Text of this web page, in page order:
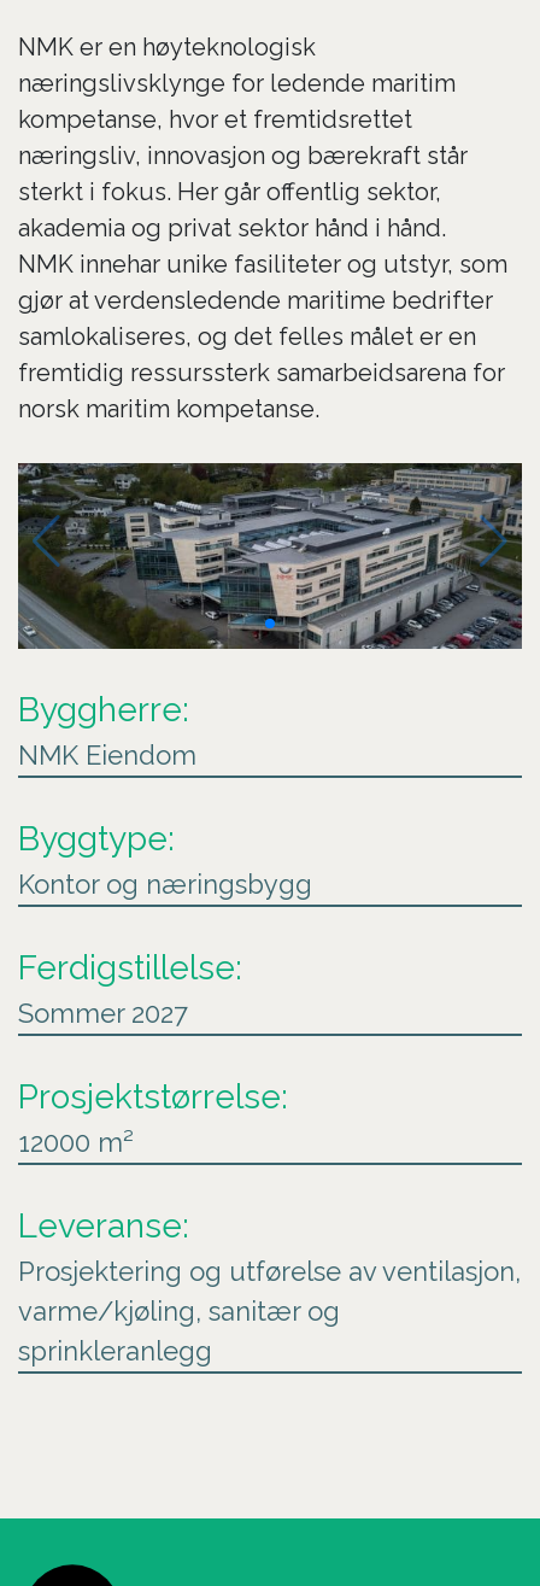
NMK er en høyteknologisk
næringslivsklynge for ledende maritim
kompetanse, hvor et fremtidsrettet
næringsliv, innovasjon og bærekraft står
sterkt i fokus. Her går offentlig sektor,
akademia og privat sektor hånd i hånd.
NMK innehar unike fasiliteter og utstyr, som
gjør at verdensledende maritime bedrifter
samlokaliseres, og det felles målet er en
fremtidig ressurssterk samarbeidsarena for
norsk maritim kompetanse.
Byggherre:
NMK Eiendom
Byggtype:
Kontor og næringsbygg
Ferdigstillelse:
Sommer 2027
Prosjektstørrelse:
12000 m²
Leveranse:
Prosjektering og utførelse av ventilasjon,
varme/kjøling, sanitær og
sprinkleranlegg